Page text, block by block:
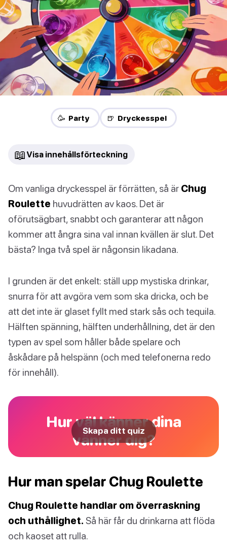
🥳 Party 🍺 Dryckesspel
📖 Visa innehållsförteckning
Om vanliga dryckesspel är förrätten, så är Chug
Roulette huvudrätten av kaos. Det är
oförutsägbart, snabbt och garanterar att någon
kommer att ångra sina val innan kvällen är slut. Det
bästa? Inga två spel är någonsin likadana.
I grunden är det enkelt: ställ upp mystiska drinkar,
snurra för att avgöra vem som ska dricka, och be
att det inte är glaset fyllt med stark sås och tequila.
Hälften spänning, hälften underhållning, det är den
typen av spel som håller både spelare och
åskådare på helspänn (och med telefonerna redo
för innehåll).
Hur väl känner dina
vänner dig?
Skapa ditt quiz
Hur man spelar Chug Roulette
Chug Roulette handlar om överraskning
och uthållighet. Så här får du drinkarna att flöda
och kaoset att rulla.